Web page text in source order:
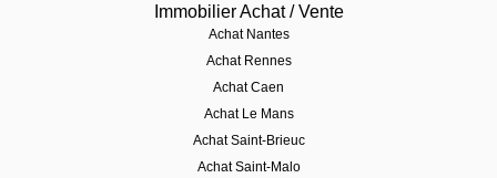
Immobilier Achat / Vente
Achat Nantes
Achat Rennes
Achat Caen
Achat Le Mans
Achat Saint-Brieuc
Achat Saint-Malo